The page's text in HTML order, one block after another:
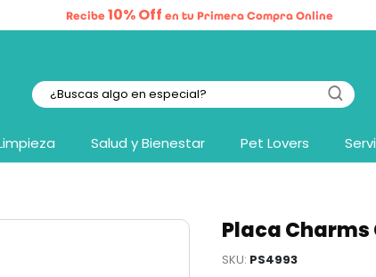
Recibe10% Off en tu Primera Compra Online
Salud y Bienestar Pet Lovers
Placa Charms
PS4993